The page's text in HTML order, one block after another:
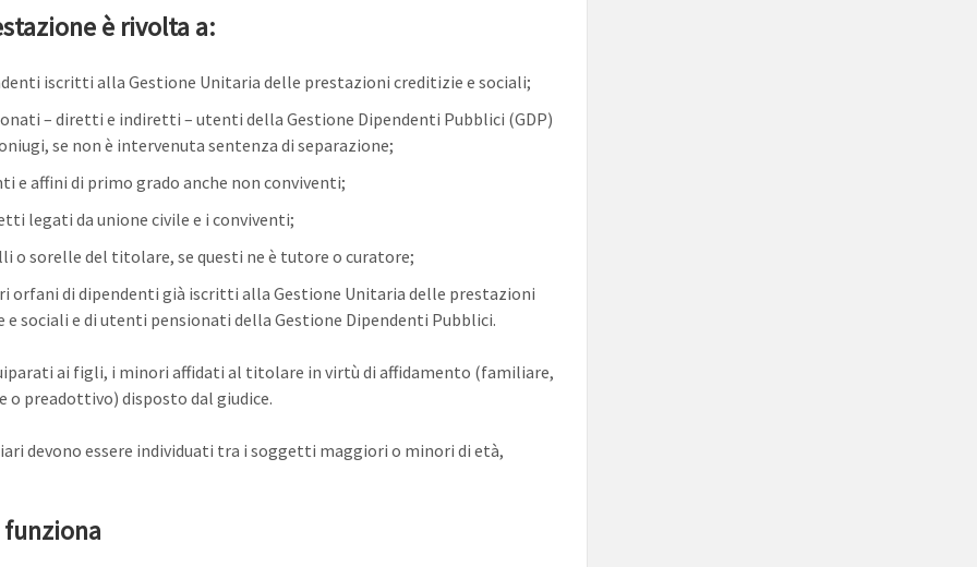
è rivolta a:
iscritti alla Gestione Unitaria delle prestazioni creditizie e sociali;
– diretti e indiretti – utenti della Gestione Dipendenti Pubblici (GDP)
se non è intervenuta sentenza di separazione;
e affini di primo grado anche non conviventi;
legati da unione civile e i conviventi;
o sorelle del titolare, se questi ne è tutore o curatore;
orfani di dipendenti già iscritti alla Gestione Unitaria delle prestazioni
e sociali e di utenti pensionati della Gestione Dipendenti Pubblici.
ai figli, i minori affidati al titolare in virtù di affidamento (familiare,
o preadottivo) disposto dal giudice.
devono essere individuati tra i soggetti maggiori o minori di età,
funziona